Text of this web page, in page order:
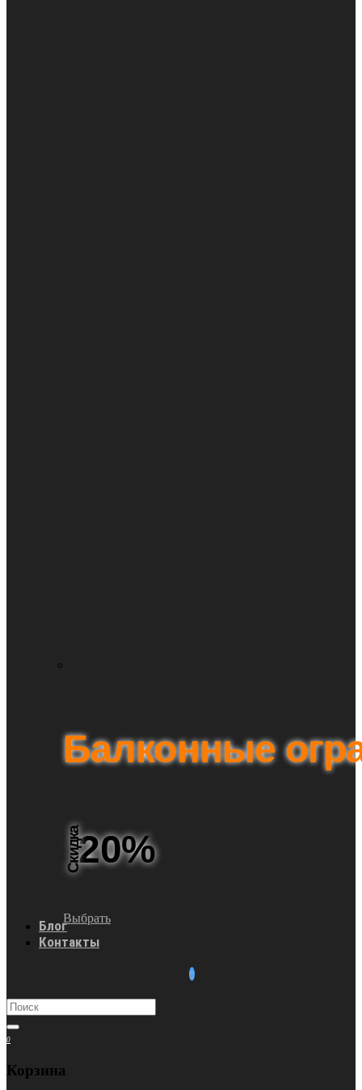
Балконные
Скидка20%
Выбрать
Блог
Контакты
0
Корзина